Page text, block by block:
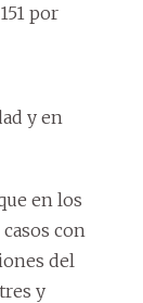
por
y en
en los
con
del
y